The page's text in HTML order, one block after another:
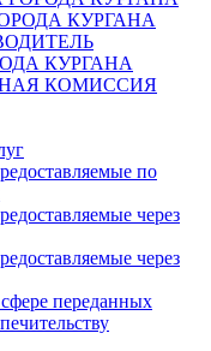
КУРГАНА
КУРГАНА
КОМИССИЯ
по
через
через
переданных